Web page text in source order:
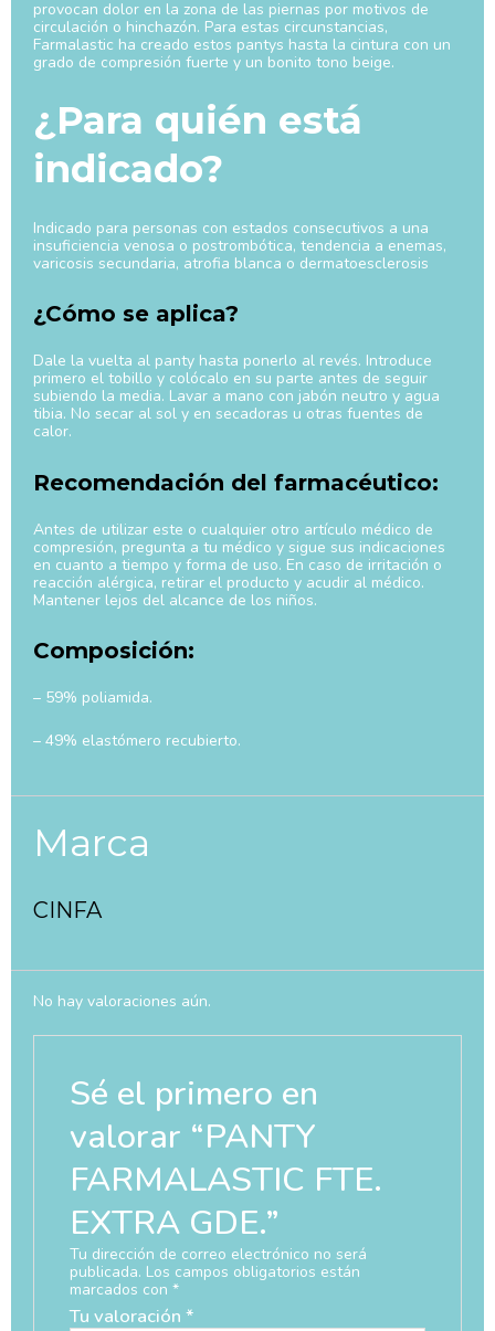
provocan dolor en la zona de las piernas por motivos de
circulación o hinchazón. Para estas circunstancias,
Farmalastic ha creado estos pantys hasta la cintura con un
grado de compresión fuerte y un bonito tono beige.
¿Para quién está
indicado?
Indicado para personas con estados consecutivos a una
insuficiencia venosa o postrombótica, tendencia a enemas,
varicosis secundaria, atrofia blanca o dermatoesclerosis
¿Cómo se aplica?
Dale la vuelta al panty hasta ponerlo al revés. Introduce
primero el tobillo y colócalo en su parte antes de seguir
subiendo la media. Lavar a mano con jabón neutro y agua
tibia. No secar al sol y en secadoras u otras fuentes de
calor.
Recomendación del farmacéutico:
Antes de utilizar este o cualquier otro artículo médico de
compresión, pregunta a tu médico y sigue sus indicaciones
en cuanto a tiempo y forma de uso. En caso de irritación o
reacción alérgica, retirar el producto y acudir al médico.
Mantener lejos del alcance de los niños.
Composición:
– 59% poliamida.
– 49% elastómero recubierto.
Marca
CINFA
No hay valoraciones aún.
Sé el primero en
valorar “PANTY
FARMALASTIC FTE.
EXTRA GDE.”
Tu dirección de correo electrónico no será
publicada. Los campos obligatorios están
marcados con *
Tu valoración *